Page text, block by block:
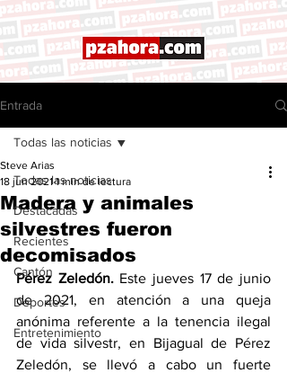
Entrada
Todas las noticias
Destacadas
Recientes
Cantón
Deportes
Entretenimiento
Todas las noticias
Madera y animales
silvestres fueron
decomisados
Steve Arias
18 jun 2021 1 min de lectura
Pérez Zeledón. Este jueves 17 de junio
de 2021, en atención a una queja
anónima referente a la tenencia ilegal
de vida silvestr, en Bijagual de Pérez
Zeledón, se llevó a cabo un fuerte